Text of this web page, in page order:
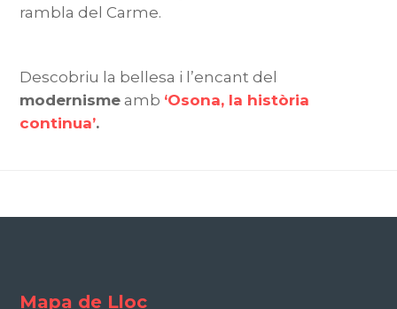
rambla del Carme.
Descobriu la bellesa i l’encant del
modernisme amb ‘Osona, la història
continua’.
Mapa de Lloc